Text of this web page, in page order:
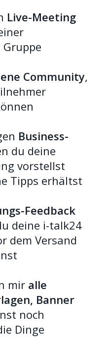
Live-Meeting
Gruppe
Community,
Business-
du deine
vorstellst
Tipps erhältst
Feedback
deine i-talk24
dem Versand
mir alle
Banner
noch
Dinge